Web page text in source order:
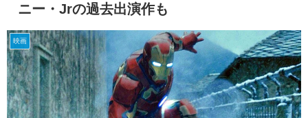
ニー・Jrの過去出演作も
映画